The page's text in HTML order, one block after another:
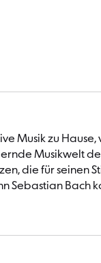
Musik zu
Musikwelt
die für seinen
Sebastian Bach